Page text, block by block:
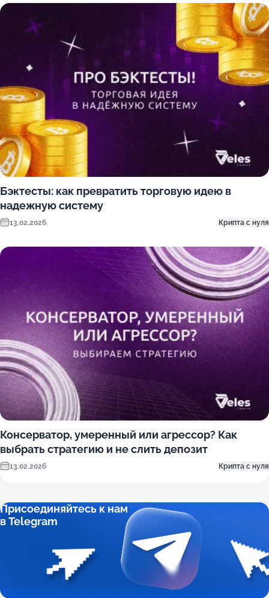
Бэктесты: как превратить торговую идею в
надежную систему
13.02.2026 Крипта с нуля
Консерватор, умеренный или агрессор? Как
выбрать стратегию и не слить депозит
13.02.2026 Крипта с нуля
Присоединяйтесь к нам
в Telegram